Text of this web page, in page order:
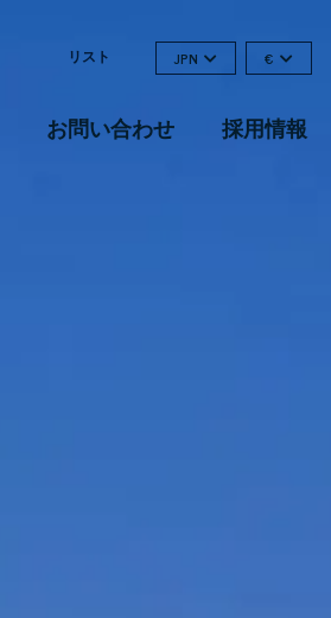
リスト JPN €
お問い合わせ 採用情報